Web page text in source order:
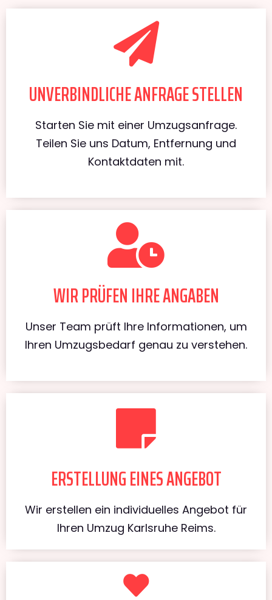
UNVERBINDLICHE ANFRAGE STELLEN
Starten Sie mit einer Umzugsanfrage.
Teilen Sie uns Datum, Entfernung und
Kontaktdaten mit.
WIR PRÜFEN IHRE ANGABEN
Unser Team prüft Ihre Informationen, um
Ihren Umzugsbedarf genau zu verstehen.
ERSTELLUNG EINES ANGEBOT
Wir erstellen ein individuelles Angebot für
Ihren Umzug Karlsruhe Reims.